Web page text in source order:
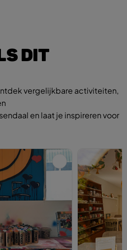
DIT
vergelijkbare activiteiten,
en laat je inspireren voor